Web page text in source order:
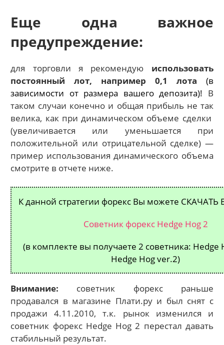
Еще одна важное
предупреждение:
для торговли я рекомендую использовать
постоянный лот, например 0,1 лота (в
зависимости от размера вашего депозита)! В
таком случаи конечно и общая прибыль не так
велика, как при динамическом объеме сделки
(увеличивается или уменьшается при
положительной или отрицательной сделке) —
пример использования динамического объема
смотрите в отчете ниже.
К данной стратегии форекс Вы можете СКАЧАТЬ
Советник форекс Hedge Hog 2
(в комплекте вы получаете 2 советника: Hedge
Hedge Hog ver.2)
Внимание: советник форекс раньше
продавался в магазине Плати.ру и был снят с
продажи 4.11.2010, т.к. рынок изменился и
советник форекс Hedge Hog 2 перестал давать
стабильный результат.